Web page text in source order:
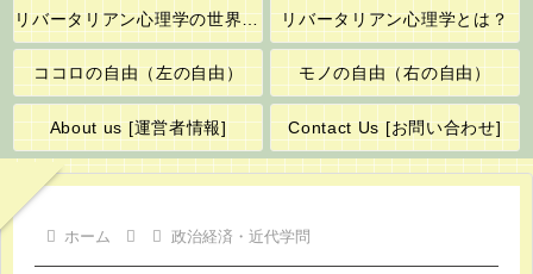
リバータリアン心理学の世界へようこそ！ リバータリアン心理学とは？
ココロの自由（左の自由） モノの自由（右の自由）
About us [運営者情報] Contact Us [お問い合わせ]
ホーム 政治経済・近代学問